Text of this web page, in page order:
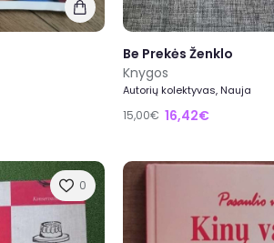
Be Prekės Ženklo
Knygos
Autorių kolektyvas, Nauja
15,00€ 16,42€
0